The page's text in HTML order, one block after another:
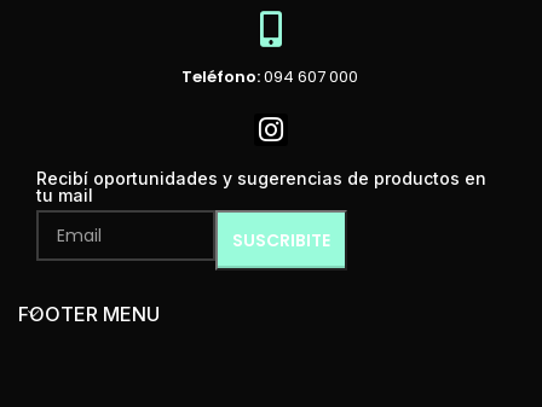
Teléfono:094 607 000
Recibí oportunidades y sugerencias de productos en
tu mail
FOOTER MENU